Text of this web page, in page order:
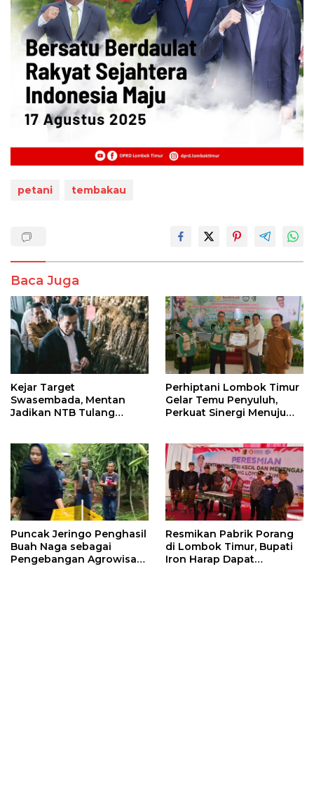
petani tembakau
Baca Juga
Kejar Target
Swasembada, Mentan
Jadikan NTB Tulang
Perhiptani Lombok Timur
Gelar Temu Penyuluh,
Perkuat Sinergi Menuju
Puncak Jeringo Penghasil
Buah Naga sebagai
Pengebangan Agrowisata
Resmikan Pabrik Porang
di Lombok Timur, Bupati
Iron Harap Dapat